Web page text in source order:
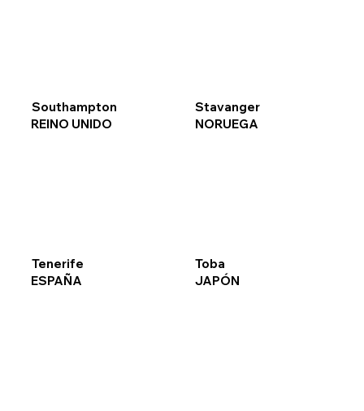
Southampton
REINO UNIDO
Stavanger
NORUEGA
Tenerife
ESPAÑA
Toba
JAPÓN